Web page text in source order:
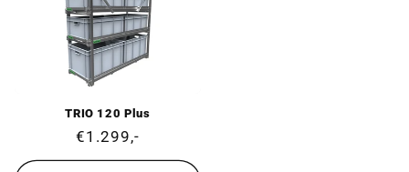
TRIO 120 Plus
Prix
normal
€1.299,-